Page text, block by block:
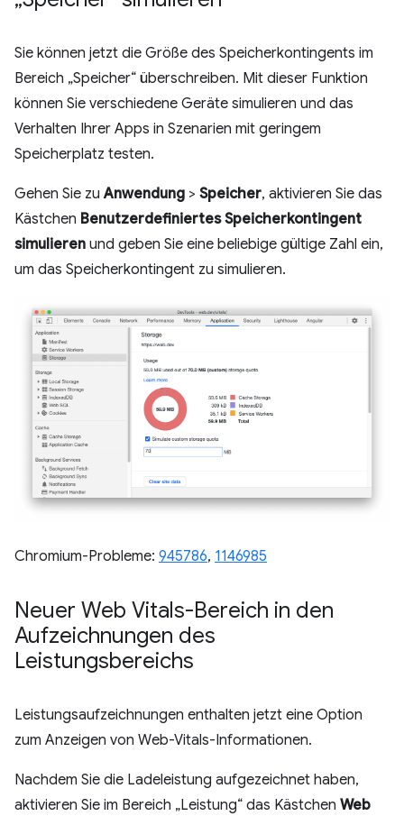
Sie können jetzt die Größe des Speicherkontingents im
Bereich „Speicher“ überschreiben. Mit dieser Funktion
können Sie verschiedene Geräte simulieren und das
Verhalten Ihrer Apps in Szenarien mit geringem
Speicherplatz testen.
Gehen Sie zuAnwendung > Speicher, aktivieren Sie das
Kästchen Benutzerdefiniertes Speicherkontingent
simulieren und geben Sie eine beliebige gültige Zahl ein,
um das Speicherkontingent zu simulieren.
Chromium-Probleme: 945786, 1146985
Neuer Web Vitals-Bereich in den
Aufzeichnungen des
Leistungsbereichs
Leistungsaufzeichnungen enthalten jetzt eine Option
zum Anzeigen von Web-Vitals-Informationen.
Nachdem Sie die Ladeleistung aufgezeichnet haben,
aktivieren Sie im Bereich „Leistung“ das Kästchen Web